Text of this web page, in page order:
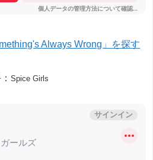
Always Wrong」を探す
Spice Girls